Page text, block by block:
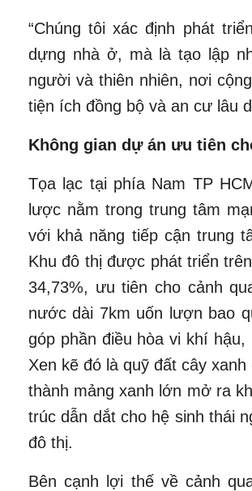
“Chúng tôi xác định phát
dựng nhà ở, mà là tạo lập
người và thiên nhiên, nơi
tiện ích đồng bộ và an cư lâu
Không gian dự án ưu tiên
Tọa lạc tại phía Nam TP
lược nằm trong trung tâm
với khả năng tiếp cận trung
Khu đô thị được phát triển
34,73%, ưu tiên cho cảnh
nước dài 7km uốn lượn bao
góp phần điều hòa vi khí hậu,
Xen kẽ đó là quỹ đất cây
thành mảng xanh lớn mở ra
trúc dẫn dắt cho hệ sinh thái
đô thị.
Bên cạnh lợi thế về cảnh